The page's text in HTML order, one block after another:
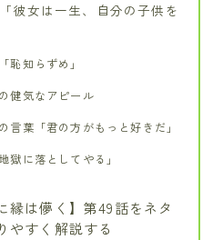
彼女は一生、自分の子供を
恥知らずめ」
健気なアピール
言葉「君の方がもっと好きだ」
獄に落としてやる」
縁は儚く】第49話をネタ
やすく解説する